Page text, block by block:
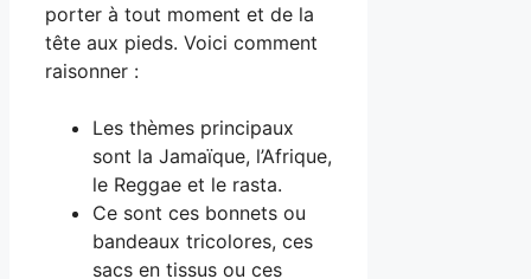
porter à tout moment et de la
tête aux pieds. Voici comment
raisonner :
Les thèmes principaux
sont la Jamaïque, l’Afrique,
le Reggae et le rasta.
Ce sont ces bonnets ou
bandeaux tricolores, ces
sacs en tissus ou ces